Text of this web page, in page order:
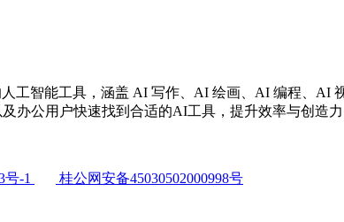
工智能工具，涵盖 AI 写作、AI 绘画、AI 编程、
办公用户快速找到合适的AI工具，提升效率与创造力
号-1 桂公网安备45030502000998号